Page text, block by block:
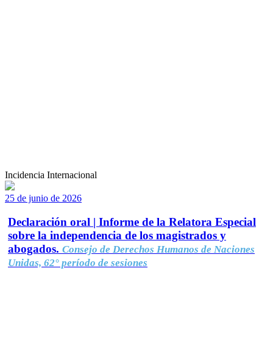
Incidencia Internacional
25 de junio de 2026
Declaración oral | Informe de la Relatora Especial
sobre la independencia de los magistrados y
abogados. Consejo de Derechos Humanos de Naciones
Unidas, 62° período de sesiones